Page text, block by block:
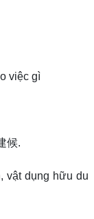
việc gì
候.
vật dụng hữu du